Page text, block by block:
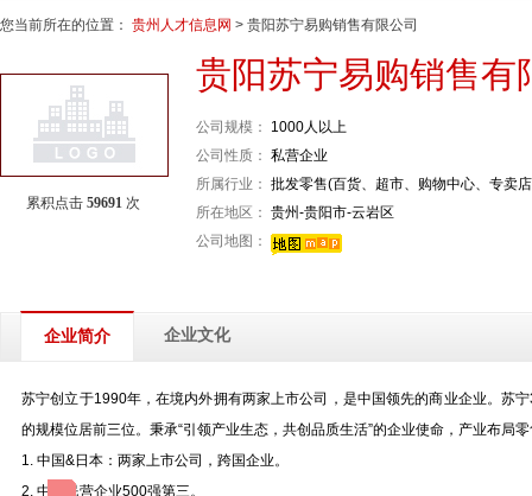
您当前所在的位置： 贵州人才信息网 > 贵阳苏宁易购销售有限公司
累积点击 59691 次
贵阳苏宁易购销售有
公司规模：
1000人以上
公司性质： 私营企业
所属行业： 批发零售(百货、超市、购物中心、专卖
所在地区： 贵州-贵阳市-云岩区
公司地图：
企业简介 企业文化
苏宁创立于1990年，在境内外拥有两家上市公司，是中国领先的商业企业。苏
的规模位居前三位。秉承“引领产业生态，共创品质生活”的企业使命，产业布局
1. 中国&日本：两家上市公司，跨国企业。
2. 中国民营企业500强第三。